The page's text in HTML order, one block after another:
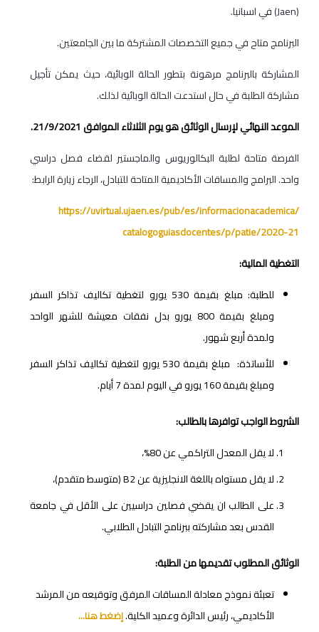
(
Jaen) في اسبانيا.
البرنامج متاح في جميع التخصصات المشتركة ما بين الجامعتين.
المشاركة بالبرنامج مرهونة بتطور الحالة الوبائية، حيث يمكن تأجيل
مشاركة الطلبة في حال استدعت الحالة الوبائية لذلك.
الموعد النهائي لإرسال الوثائق هو يوم الثلاثاء الموافق 21/9/2021.
الفرصة متاحة لطلبة البكالوريوس والماجستير لقضاء فصل دراسي
واحد. البرامج والمساقات الأكاديمية المتاحة للتبادل، الرجاء زيارة الرابط:
https://uvirtual.ujaen.es/pub/es/informacionacademica/
catalogoguiasdocentes/p/patie/2020-21
التغطية المالية:
للطلبة: مبلغ بقيمة 530 يورو لتغطية تكاليف تذاكر السفر
ومبلغ بقيمة 800 يورو بدل نفقات معيشة للشهر الواحد
ولمدة أربع شهور.
للأساتذة: مبلغ بقيمة 530 يورو لتغطية تكاليف تذاكر السفر
ومبلغ بقيمة 160 يورو في اليوم لمدة 7 أيام.
الشروط الواجب توافرها بالطالب:
لا يقل المعدل التراكمي عن 80%،
لا يقل مستواه باللغة الانجليزية عنB2(متوسط متقدم)،
على الطالب ان يقضي فصلين دراسيين على الأقل في جامعة
القدس بعد مشاركته ببرنامج التبادل الطلابي.
الوثائق المطلوب تقديمها من الطلبة:
تعبئة نموذج معادلة المساقات المرفق وتوقيعه من المرشد
الأكاديمي، رئيس الدائرة وعميد الكلية.إضغط هنا…